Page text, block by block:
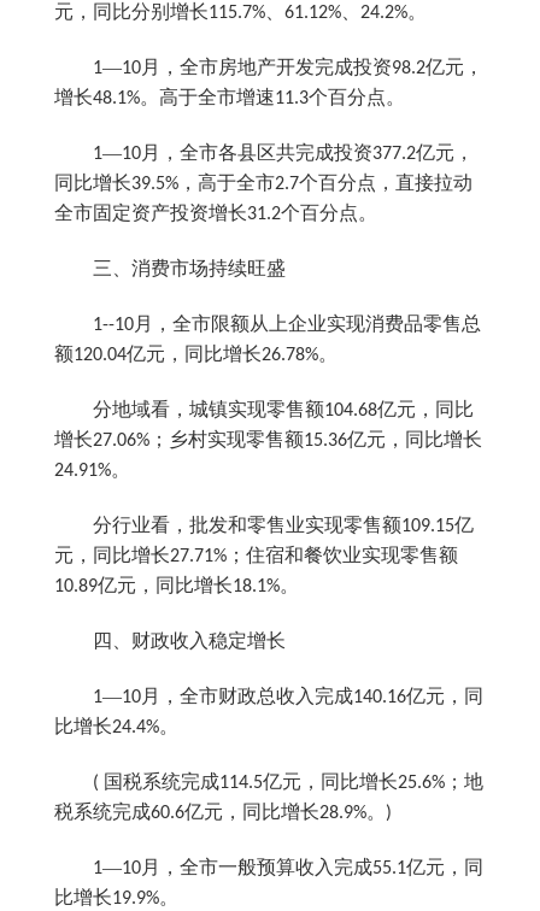
元，同比分别增长115.7% 61.12% 24.2%。
1—10月，全市房地产开发完成投资98.2亿元，
增长48.1%。高于全市增速11.3个百分点。
1—10月，全市各县区共完成投资377.2亿元，
同比增长39.5% ，高于全市2.7个百分点，直接拉动
全市固定资产投资增长31.2个百分点。
三、消费市场持续旺盛
1--10月，全市限额从上企业实现消费品零售总
额120.04亿元，同比增长26.78%。
分地域看，城镇实现零售额104.68亿元，同比
增长27.06% ；乡村实现零售额15.36亿元，同比增长
24.91%。
分行业看，批发和零售业实现零售额109.15亿
元，同比增长27.71% ；住宿和餐饮业实现零售额
10.89亿元，同比增长18.1%。
四、财政收入稳定增长
1—10月，全市财政总收入完成140.16亿元，同
比增长24.4%。
( 国税系统完成114.5亿元，同比增长25.6% ；地
税系统完成60.6亿元，同比增长28.9%。 )
1—10月，全市一般预算收入完成55.1亿元，同
比增长19.9%。